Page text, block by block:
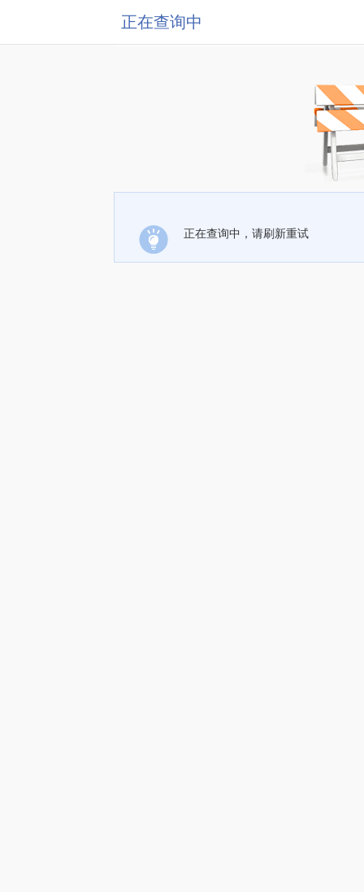
正在查询中
正在查询中，请刷新重试